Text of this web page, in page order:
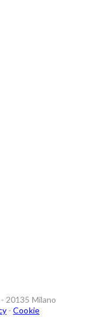
20135 Milano
-Cookie